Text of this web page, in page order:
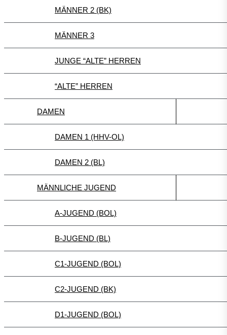
MÄNNER 2 (BK)
MÄNNER 3
JUNGE “ALTE” HERREN
“ALTE” HERREN
DAMEN
DAMEN 1 (HHV-OL)
DAMEN 2 (BL)
MÄNNLICHE JUGEND
A-JUGEND (BOL)
B-JUGEND (BL)
C1-JUGEND (BOL)
C2-JUGEND (BK)
D1-JUGEND (BOL)